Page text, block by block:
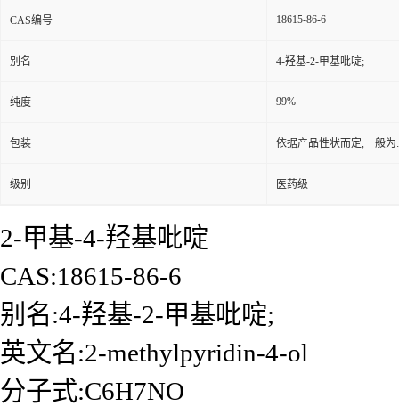
CAS编号 18615-86-6
别名 4-羟基-2-甲基吡啶;
纯度 99%
包装 依据产品性状而定,一般
级别 医药级
2-甲基-4-羟基吡啶
CAS:18615-86-6
别名:4-羟基-2-甲基吡啶;
英文名:2-methylpyridin-4-ol
分子式:C6H7NO